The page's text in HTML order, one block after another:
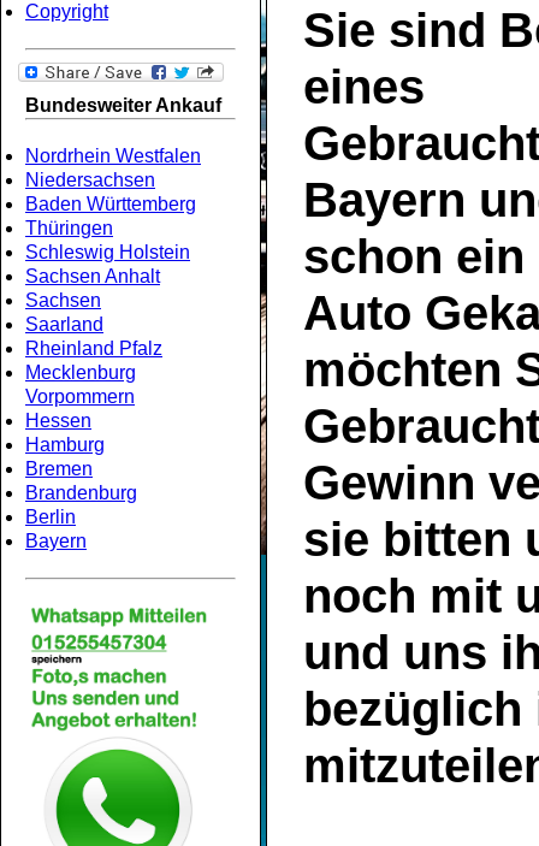
Copyright
Bundesweiter Ankauf
Nordrhein Westfalen
Niedersachsen
Baden Württemberg
Thüringen
Schleswig Holstein
Sachsen Anhalt
Sachsen
Saarland
Rheinland Pfalz
Mecklenburg
Vorpommern
Hessen
Hamburg
Bremen
Brandenburg
Berlin
Bayern
Sie sind
eines
Bayern
schon ein
Auto
möchten
Gewinn
sie bitten
noch mit
und uns